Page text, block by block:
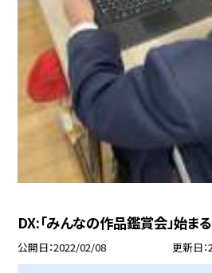
DX:「みんなの作品鑑賞会」始まる
公開日 2022/02/08 更新日